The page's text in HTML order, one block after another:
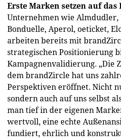
Erste Marken setzen auf das
Unternehmen wie Almdudler,
Bonduelle, Aperol, oeticket,
arbeiten bereits mit
strategischen Positionierung
Kampagnenvalidierung. „Die
dem brandZircle hat uns
Perspektiven eröffnet. Nicht
sondern auch auf uns selbst
man tief in der eigenen
wertvoll, eine echte
fundiert, ehrlich und